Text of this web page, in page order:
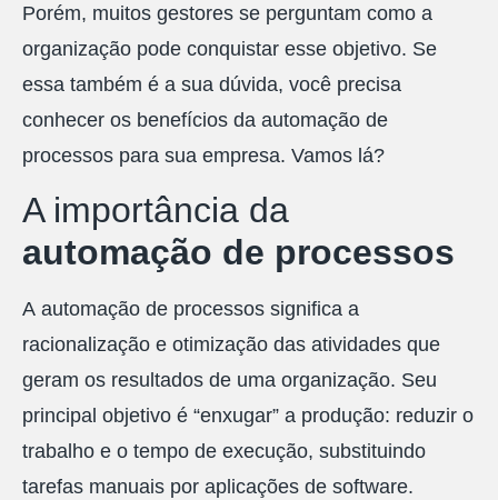
Porém, muitos gestores se perguntam como a
organização pode conquistar esse objetivo. Se
essa também é a sua dúvida, você precisa
conhecer os benefícios da automação de
processos para sua empresa. Vamos lá?
A importância da
automação de processos
A automação de processos significa a
racionalização e otimização das atividades que
geram os resultados de uma organização. Seu
principal objetivo é “enxugar” a produção: reduzir o
trabalho e o tempo de execução, substituindo
tarefas manuais por aplicações de software.